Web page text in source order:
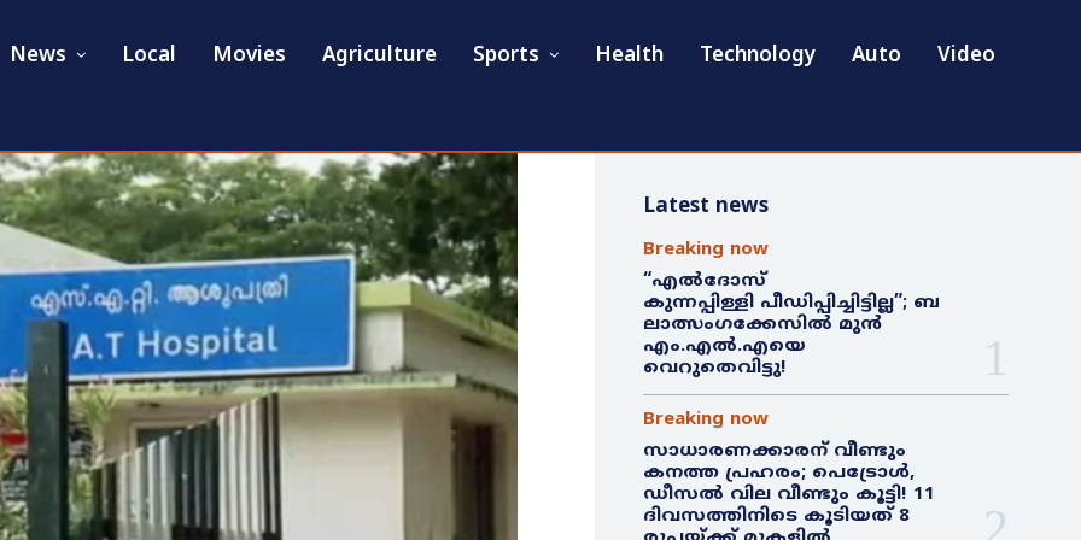
News Local Movies Agriculture Sports Health Technology Auto Video
Latest news
Breaking now
“എൽദോസ്
കുന്നപ്പിള്ളി പീഡിപ്പിച്ചിട്ടില്ല”; ബ
ലാത്സംഗക്കേസിൽ മുൻ
എം.എൽ.എയെ
വെറുതെവിട്ടു!
Breaking now
സാധാരണക്കാരന് വീണ്ടും
കനത്ത പ്രഹരം; പെട്രോൾ,
ഡീസൽ വില വീണ്ടും കൂട്ടി! 11
ദിവസത്തിനിടെ കൂടിയത് 8